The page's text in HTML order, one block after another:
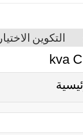
التكوين